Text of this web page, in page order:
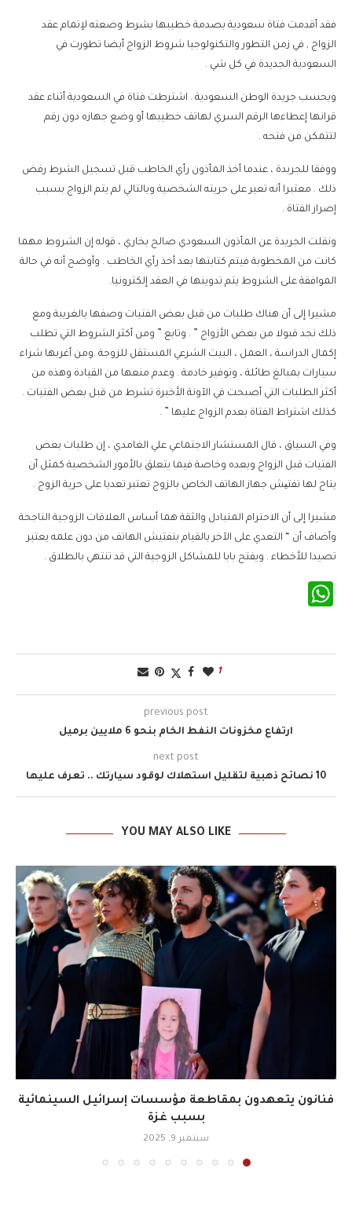
فقد أقدمت فتاة سعودية بصدمة خطيبها بشرط وضعته لإتمام عقد
الزواج , في زمن التطور والتكنولوجيا شروط الزواج أيضا تطورت في
السعودية الجديدة في كل شي .
وبحسب جريدة الوطن السعودية . اشترطت فتاة في السعودية أثناء عقد
قرانها إعطاءها الرقم السري لهاتف خطيبها أو وضع جهازه دون رقم
لتتمكن من فتحه .
ووفقا للجريدة ، عندما أخذ المأذون رأي الخاطب قبل تسجيل الشرط رفض
ذلك . معتبرا أنه تعير على حريته الشخصية وبالتالي لم يتم الزواج بسبب
إصرار الفتاة .
ونقلت الجريدة عن المأذون السعودي صالح بخاري ، قوله إن الشروط مهما
كانت من المخطوبة فيتم كتابتها بعد أخذ رأي الخاطب . وأوضح أنه في حالة
الموافقة على الشروط يتم تدوينها في العقد إلكترونيا.
مشيرا إلى أن هناك طلبات من قبل بعض الفتيات وصفها بالغريبة ومع
ذلك نجد قبولا من بعض الأزواج ” . وتابع ” ومن أكثر الشروط التي تطلب
إكمال الدراسة ، العمل ، البيت الشرعي المستقل للزوجة .ومن أغربها شراء
سيارات بمبالغ طائلة ، وتوفير خادمة . وعدم منعها من القيادة وهذه من
أكثر الطلبات التي أصبحت في الآونة الأخيرة تشرط من قبل بعض الفتيات .
كذلك اشتراط الفتاة بعدم الزواج عليها ” .
وفي السياق ، قال المستشار الاجتماعي علي الغامدي ، إن طلبات بعض
الفتيات قبل الزواج وبعده وخاصة فيما يتعلق بالأمور الشخصية كمثل أن
يتاح لها تفتیش جهاز الهاتف الخاص بالزوج تعتبر تعديا على حرية الزوج .
مشيرا إلى أن الاحترام المتبادل والثقة هما أساس العلاقات الزوجية الناجحة
وأضاف أن “ التعدي على الآخر بالقيام بتفتيش الهاتف من دون علمه يعتبر
تصيدا للأخطاء . ويفتح بابا للمشاكل الزوجية التي قد تنتهي بالطلاق .
1
previous post
ارتفاع مخزونات النفط الخام بنحو 6 ملايين برميل
next post
10 نصائح ذهبية لتقليل استهلاك لوقود سيارتك .. تعرف عليها
YOU MAY ALSO LIKE
فنانون يتعهدون بمقاطعة مؤسسات إسرائيل السينمائية
بسبب غزة
سبتمبر 9, 2025